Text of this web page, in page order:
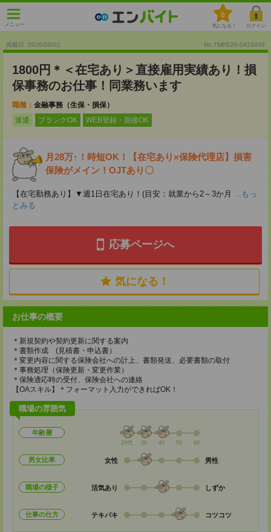
メニュー
0
気になる！ ログイン
掲載日 :2026/08/01 No.TMPE26-0423409
1800円＊＜在宅あり＞直接雇用実績あり！損
保事務のお仕事！同業務います
職種： 金融事務（生保・損保）
派遣
ブランクOK WEB登録・面接OK
月28万↑！時短OK！【在宅あり×保険代理店】損害
保険がメイン！OJTあり〇
【在宅勤務あり】▼週1日在宅あり！(目安：就業から2～3か月 ...もっ
とみる
応募ページへ
気になる！
お仕事の概要
＊新規契約や契約更新に関する案内
＊書類作成 (見積書・申込書）
＊変更内容に関する保険会社への計上、書類発送、必要書類の取付
＊事務処理（保険更新・変更作業）
＊保険適応時の受付、保険会社への連絡
【OAスキル】＊フォーマット入力ができればOK！
職場の雰囲気
年齢層
20代 30 40 50 60
男女比率 女性 男性
職場の様子 活気あり しずか
仕事の仕方 テキパキ コツコツ